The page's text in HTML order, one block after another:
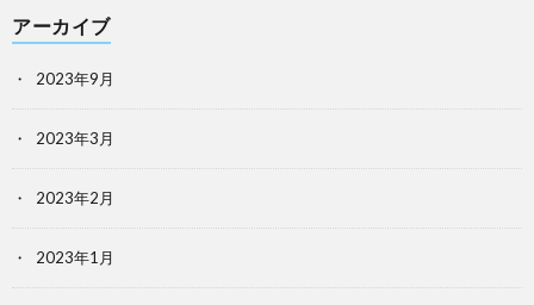
アーカイブ
2023年9月
2023年3月
2023年2月
2023年1月